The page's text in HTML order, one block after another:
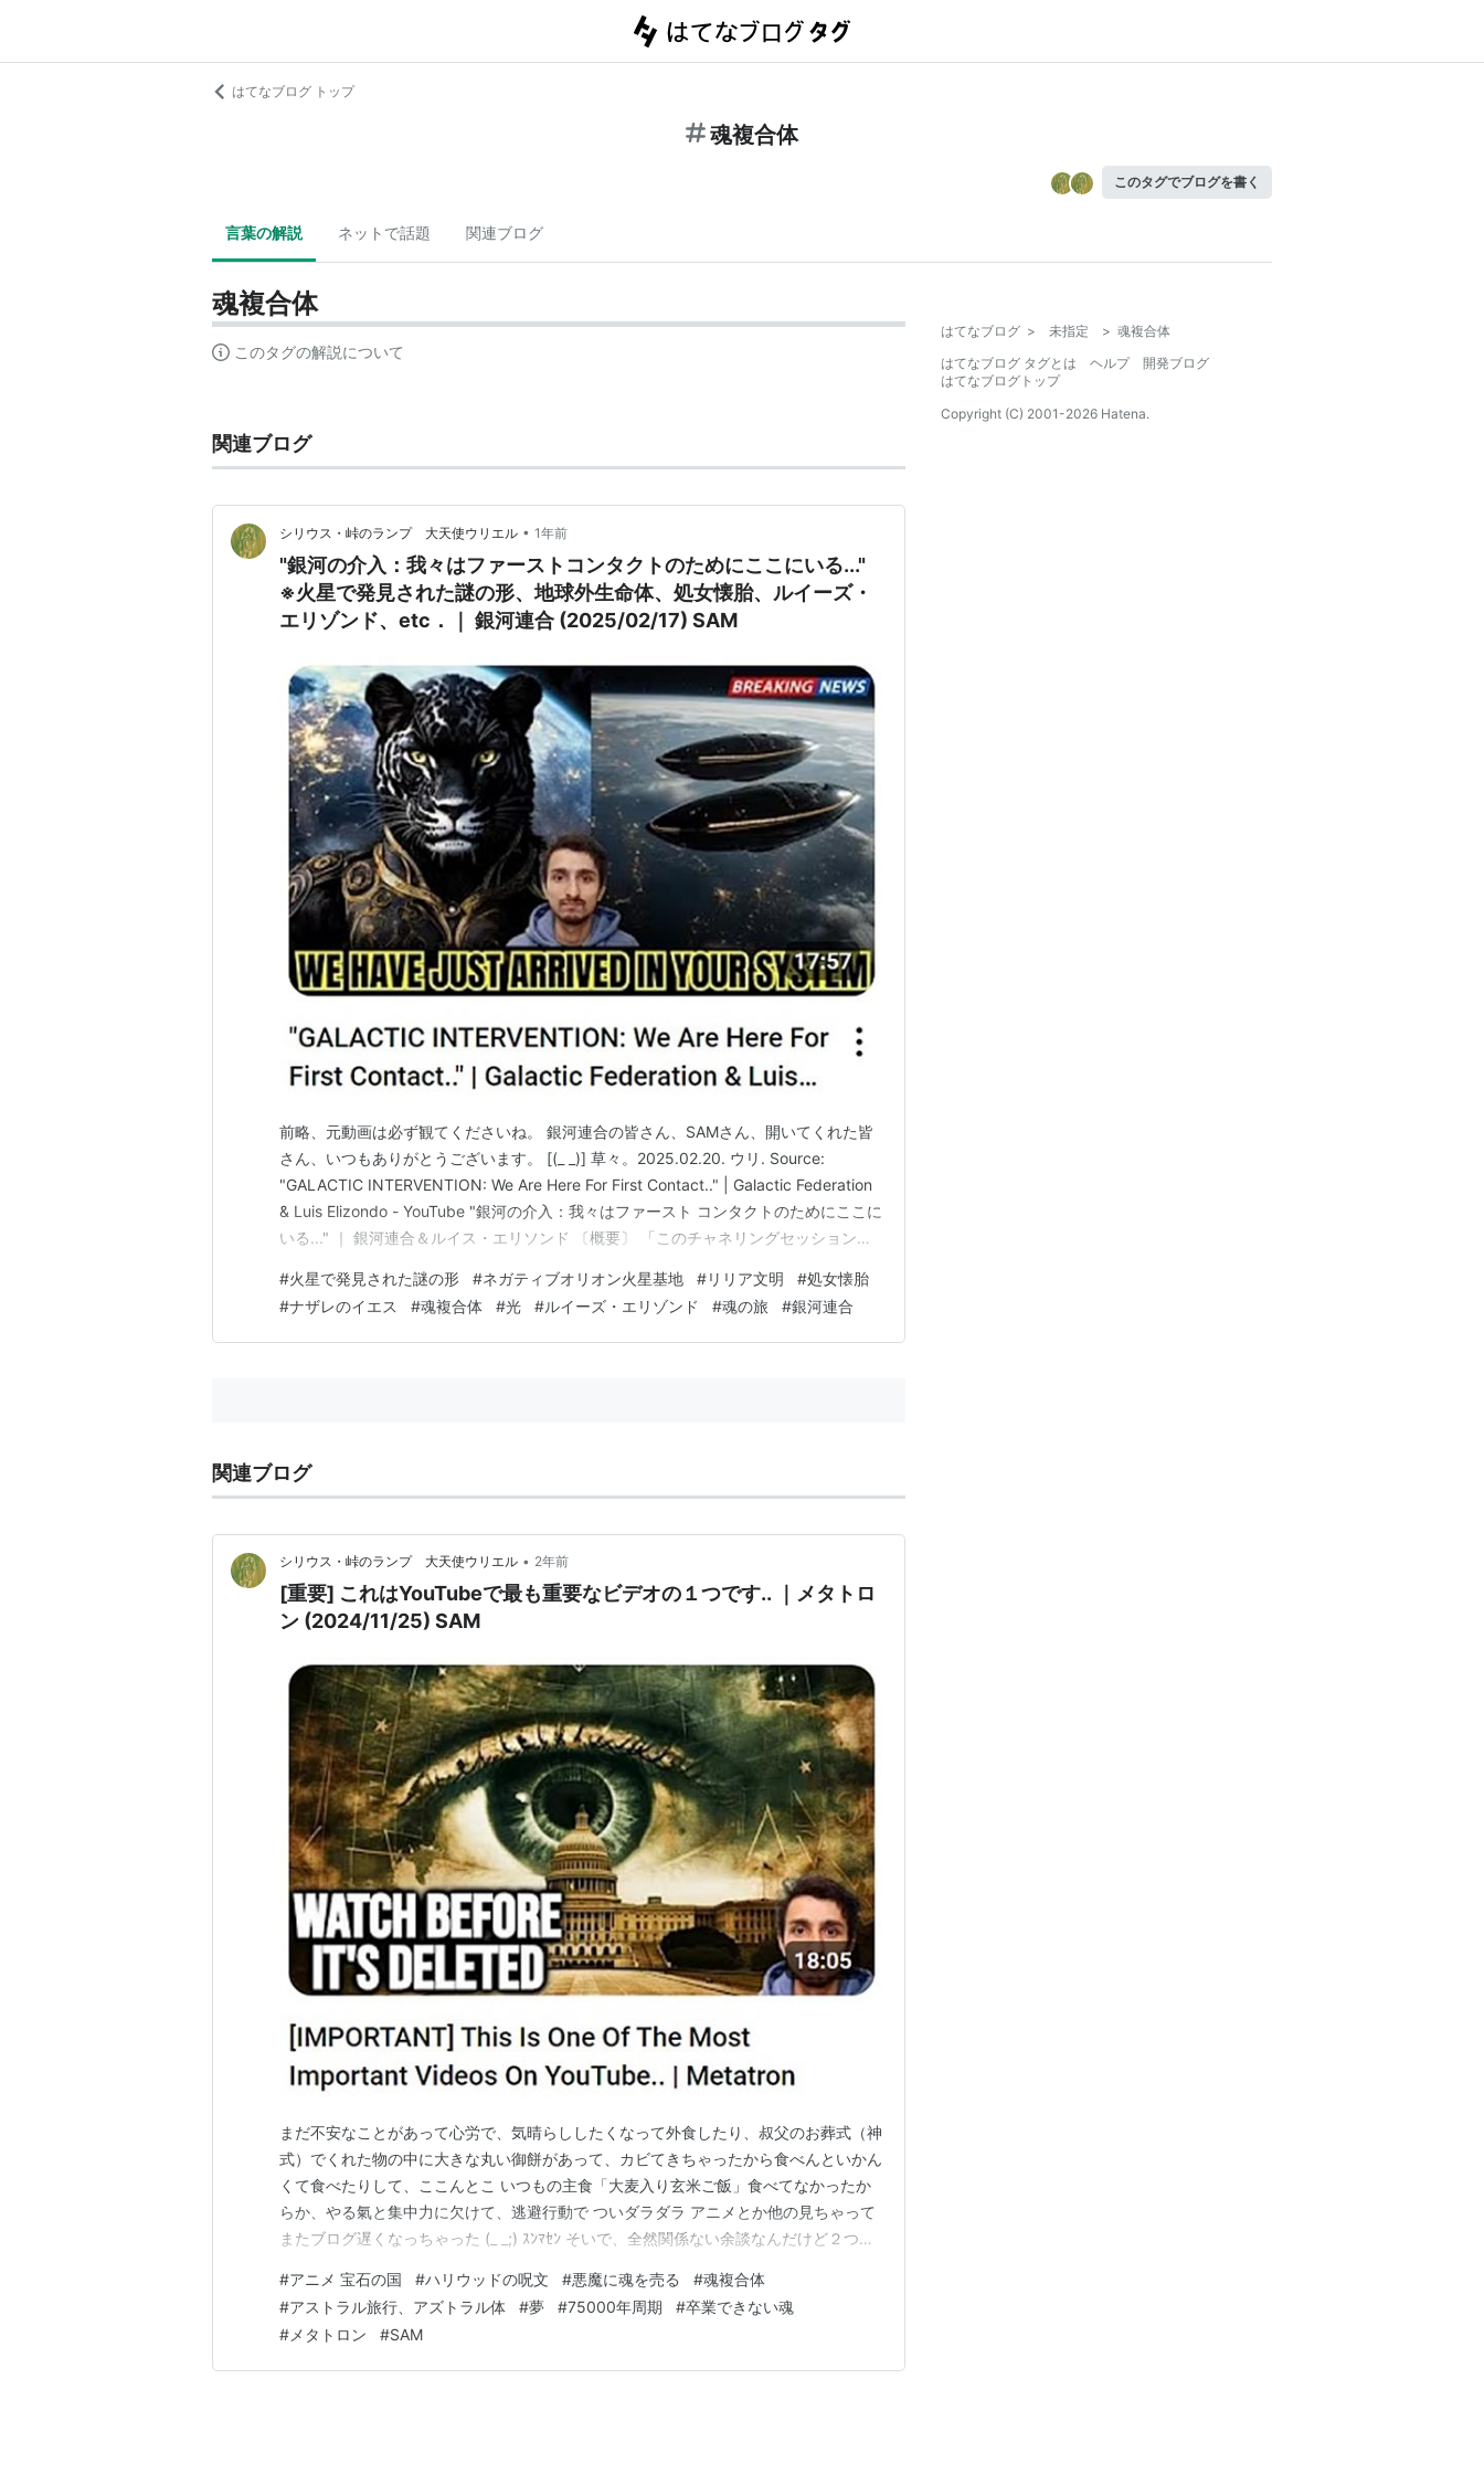
はてなブログ トップ
魂複合体
このタグでブログを書く
言葉の解説 ネットで話題 関連ブログ
魂複合体
このタグの解説について
関連ブログ
シリウス・峠のランプ 大天使ウリエル • 1年前
"銀河の介入：我々はファーストコンタクトのためにここにいる..."
※火星で発見された謎の形、地球外生命体、処女懐胎、ルイーズ・
エリゾンド、etc．｜ 銀河連合 (2025/02/17) SAM
前略、元動画は必ず観てくださいね。 銀河連合の皆さん、SAMさん、開いてくれた皆
さん、いつもありがとうございます。 [(_ _)] 草々。2025.02.20. ウリ. Source:
"GALACTIC INTERVENTION: We Are Here For First Contact.." | Galactic Federation
& Luis Elizondo - YouTube "銀河の介入：我々はファースト コンタクトのためにここに
いる..." ｜ 銀河連合＆ルイス・エリソンド 〔概要〕 「このチャネリングセッション
#火星で発見された謎の形 #ネガティブオリオン火星基地 #リリア文明 #処女懐胎
#ナザレのイエス #魂複合体 #光 #ルイーズ・エリゾンド #魂の旅 #銀河連合
関連ブログ
シリウス・峠のランプ 大天使ウリエル • 2年前
[重要] これはYouTubeで最も重要なビデオの１つです.. ｜メタトロ
ン (2024/11/25) SAM
まだ不安なことがあって心労で、気晴らししたくなって外食したり、叔父のお葬式（神
式）でくれた物の中に大きな丸い御餅があって、カビてきちゃったから食べんといかん
くて食べたりして、ここんとこ いつもの主食「大麦入り玄米ご飯」食べてなかったか
らか、やる氣と集中力に欠けて、逃避行動で ついダラダラ アニメとか他の見ちゃって
またブログ遅くなっちゃった (_ _;) ｽﾝﾏｾﾝ そいで、全然関係ない余談なんだけど２つ。
見！…】→ すごく絵が綺麗で面白かった。内容もあっていいアニメだなと思った。ｱﾀｼ
このアニメ知ら…
#アニメ 宝石の国 #ハリウッドの呪文 #悪魔に魂を売る #魂複合体
#アストラル旅行、アズトラル体 #夢 #75000年周期 #卒業できない魂
# メタトロン #SAM
はてなブログ > 未指定 > 魂複合体
はてなブログ タグとは
ヘルプ
開発ブログ
はてなブログトップ
Copyright (C) 2001-2026 Hatena.